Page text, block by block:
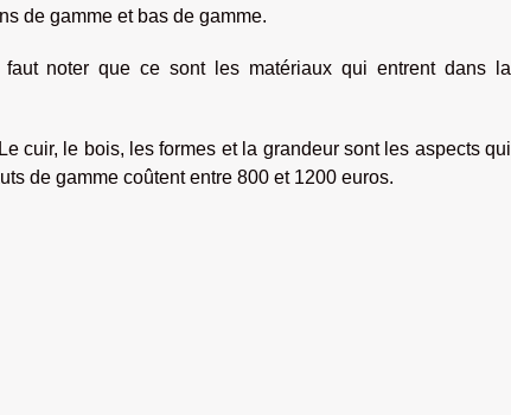
de gamme et bas de gamme.
noter que ce sont les matériaux qui entrent dans la
cuir, le bois, les formes et la grandeur sont les aspects qui
de gamme coûtent entre 800 et 1200 euros.